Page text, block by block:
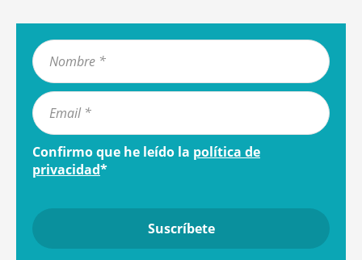
Confirmo que he leído la política de
privacidad*